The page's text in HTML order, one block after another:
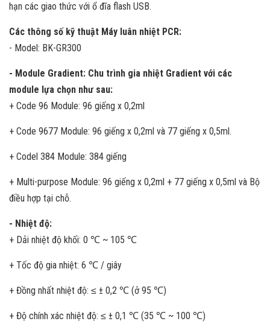
hạn các giao thức với ổ đĩa flash USB.
Các thông số kỹ thuật Máy luân nhiệt PCR:
- Model: BK-GR300
- Module Gradient: Chu trình gia nhiệt Gradient với các
module lựa chọn như sau:
+ Code 96 Module: 96 giếng x 0,2ml
+ Code 9677 Module: 96 giếng x 0,2ml và 77 giếng x 0,5ml.
+ Codel 384 Module: 384 giếng
+ Multi-purpose Module: 96 giếng x 0,2ml + 77 giếng x 0,5ml và Bộ
điều hợp tại chỗ.
- Nhiệt độ:
+ Dải nhiệt độ khối: 0 ℃ ~ 105 ℃
+ Tốc độ gia nhiệt: 6 ℃ / giây
+ Đồng nhất nhiệt độ: ≤ ± 0,2 ℃ (ở 95 ℃)
+ Độ chính xác nhiệt độ: ≤ ± 0,1 ℃ (35 ℃ ~ 100 ℃)